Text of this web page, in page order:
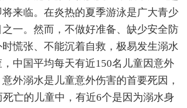
来临。在炎热的夏季游泳是广大青少
一。然而，不做好准备、缺少安全防
慌张、不能沉着自救，极易发生溺水
中国平均每天有近150名儿童因意外
外溺水是儿童意外伤害的首要死因，
亡的儿童中，有近6个是因为溺水身